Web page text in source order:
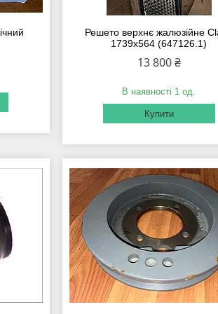
Решето верхнє жалюзійне
1739х564 (647126.1)
13 800 ₴
В наявності 1 од.
Купити